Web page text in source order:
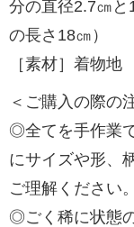
分の直径2.7㎝と
の長さ18㎝）
［素材］着物地
＜ご購入の際の
◎全てを手作業
にサイズや形、
ご理解ください。
◎ごく稀に状態